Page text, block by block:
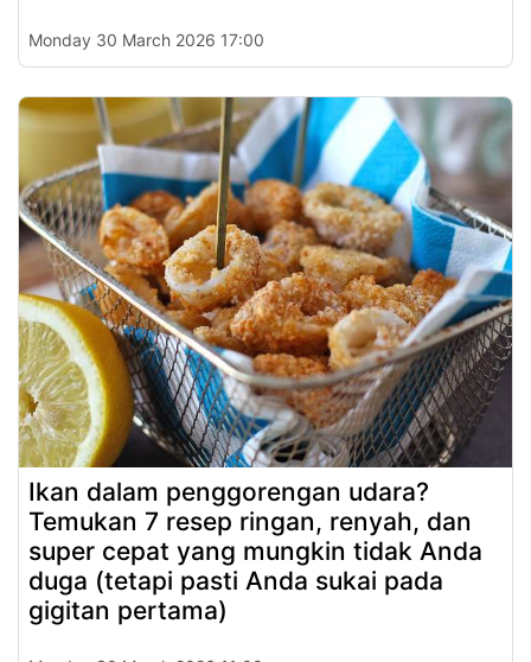
Monday 30 March 2026 17:00
Ikan dalam penggorengan udara?
Temukan 7 resep ringan, renyah, dan
super cepat yang mungkin tidak Anda
duga (tetapi pasti Anda sukai pada
gigitan pertama)